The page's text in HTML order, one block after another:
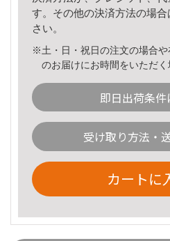
す。その他の決済方法の場合
さい。
※土・日・祝日の注文の場合
のお届けにお時間をいただく
即日出荷条件
受け取り方法・
カートに